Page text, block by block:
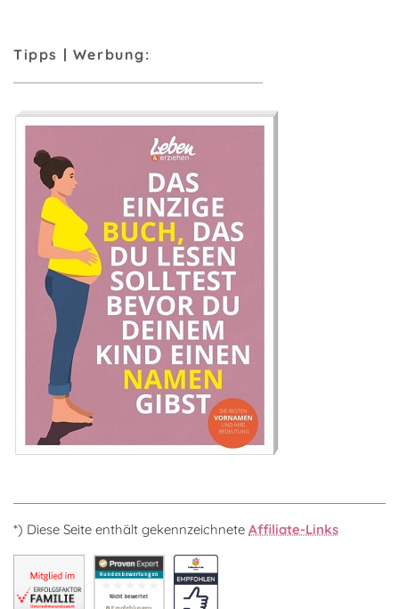
Tipps | Werbung:
*) Diese Seite enthält gekennzeichnete Affiliate-Links